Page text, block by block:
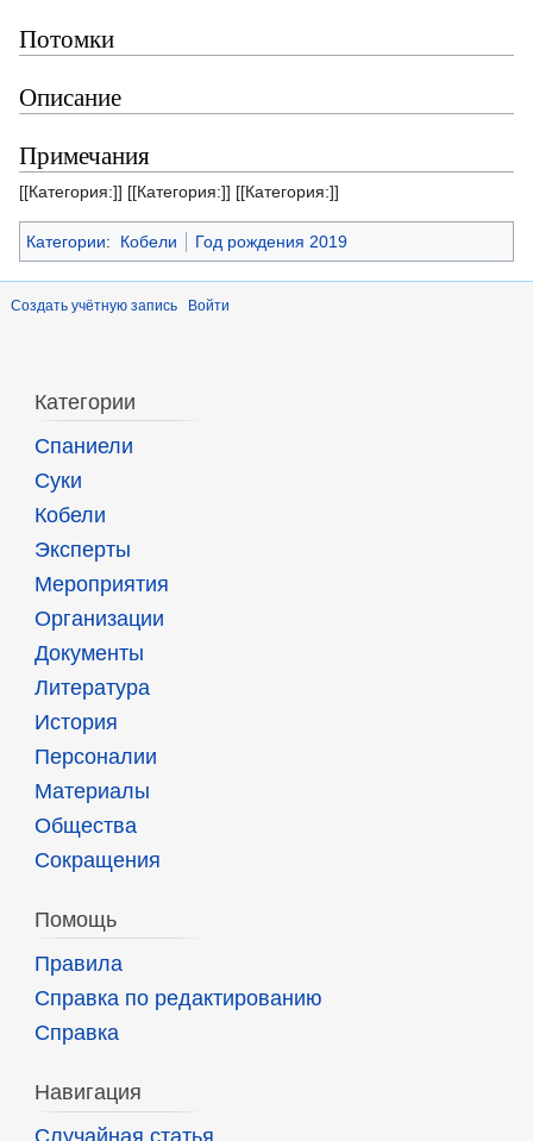
Потомки
Описание
Примечания
[[Категория:]] [[Категория:]] [[Категория:]]
Категории: Кобели Год рождения 2019
Создать учётную запись Войти
Категории
Спаниели
Суки
Кобели
Эксперты
Мероприятия
Организации
Документы
Литература
История
Персоналии
Материалы
Общества
Сокращения
Помощь
Правила
Справка по редактированию
Справка
Навигация